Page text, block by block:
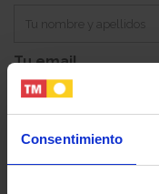
Consentimiento
Tu email
Tu teléfono